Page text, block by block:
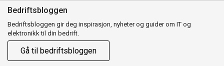
Bedriftsbloggen
Bedriftsbloggen gir deg inspirasjon, nyheter og guider om IT og
elektronikk til din bedrift.
Gå til bedriftsbloggen